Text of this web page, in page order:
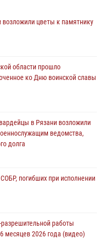
«Радио России - Рязань»
охране
погибших при исполнении
месяцев 2026 года (видео)
деятельности
возложили цветы к памятнику
области прошло
ко Дню воинской славы
в Рязани возложили
ведомства,
долга
погибших при исполнении
работы
месяцев 2026 года (видео)